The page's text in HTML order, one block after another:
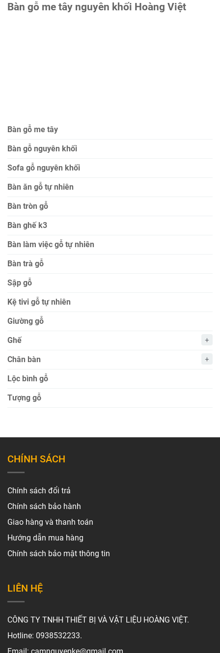
Bàn gỗ me tây nguyên khối Hoàng Việt
Bàn gỗ me tây
Bàn gỗ nguyên khối
Sofa gỗ nguyên khối
Bàn ăn gỗ tự nhiên
Bàn tròn gỗ
Bàn ghế k3
Bàn làm việc gỗ tự nhiên
Bàn trà gỗ
Sập gỗ
Kệ tivi gỗ tự nhiên
Giường gỗ
Ghế
Chân bàn
Lộc bình gỗ
Tượng gỗ
CHÍNH SÁCH
Chính sách đổi trả
Chính sách bảo hành
Giao hàng và thanh toán
Hướng dẫn mua hàng
Chính sách bảo mật thông tin
LIÊN HỆ
CÔNG TY TNHH THIẾT BỊ VÀ VẬT LIỆU HOÀNG VIỆT.
Hotline: 0938532233.